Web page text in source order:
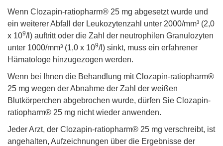
Wenn Clozapin-ratiopharm® 25 mg abgesetzt wurde und
ein weiterer Abfall der Leukozytenzahl unter 2000/mm³ (2,0
x 109/l) auftritt oder die Zahl der neutrophilen Granulozyten
unter 1000/mm³ (1,0 x 109/l) sinkt, muss ein erfahrener
Hämatologe hinzugezogen werden.
Wenn bei Ihnen die Behandlung mit Clozapin-ratiopharm®
25 mg wegen der Abnahme der Zahl der weißen
Blutkörperchen abgebrochen wurde, dürfen Sie Clozapin-
ratiopharm® 25 mg nicht wieder anwenden.
Jeder Arzt, der Clozapin-ratiopharm® 25 mg verschreibt, ist
angehalten, Aufzeichnungen über die Ergebnisse der